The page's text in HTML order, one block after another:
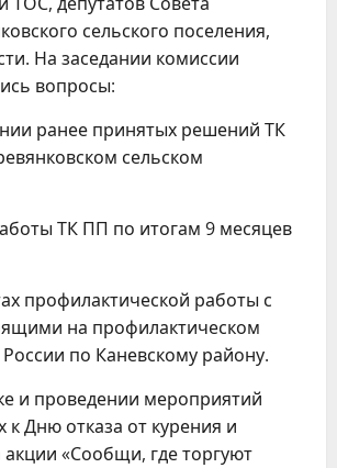
сельского поселения,
На заседании комиссии
вопросы:
ранее принятых решений ТК
сельском
ТК ПП по итогам 9 месяцев
профилактической работы с
на профилактическом
по Каневскому району.
и проведении мероприятий
Дню отказа от курения и
акции «Сообщи, где торгуют